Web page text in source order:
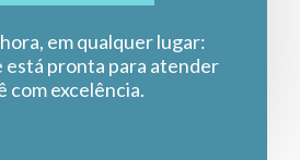
em qualquer lugar:
está pronta para atender
com excelência.